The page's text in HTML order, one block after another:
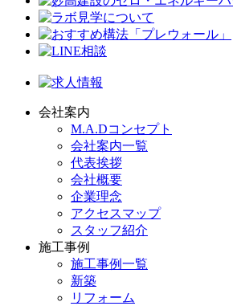
会社案内
M.A.Dコンセプト
会社案内一覧
代表挨拶
会社概要
企業理念
アクセスマップ
スタッフ紹介
施工事例
施工事例一覧
新築
リフォーム